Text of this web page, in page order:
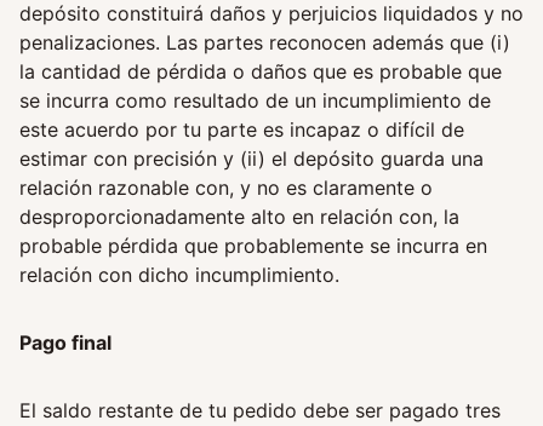
depósito constituirá daños y perjuicios liquidados y no
penalizaciones. Las partes reconocen además que (i)
la cantidad de pérdida o daños que es probable que
se incurra como resultado de un incumplimiento de
este acuerdo por tu parte es incapaz o difícil de
estimar con precisión y (ii) el depósito guarda una
relación razonable con, y no es claramente o
desproporcionadamente alto en relación con, la
probable pérdida que probablemente se incurra en
relación con dicho incumplimiento.
Pago final
El saldo restante de tu pedido debe ser pagado tres